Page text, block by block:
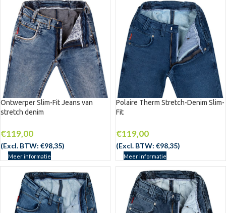
Ontwerper Slim-Fit Jeans van
stretch denim
€119,00
(Excl. BTW: €98,35)
Meer informatie
Polaire Therm Stretch-Denim Slim-
Fit
€119,00
(Excl. BTW: €98,35)
Meer informatie